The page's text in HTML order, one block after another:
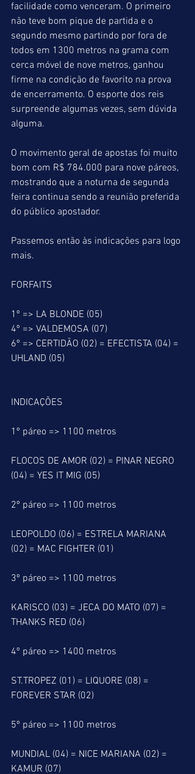
facilidade como venceram. O primeiro
não teve bom pique de partida e o
segundo mesmo partindo por fora de
todos em 1300 metros na grama com
cerca móvel de nove metros, ganhou
firme na condição de favorito na prova
de encerramento. O esporte dos reis
surpreende algumas vezes, sem dúvida
alguma.
O movimento geral de apostas foi muito
bom com R$ 784.000 para nove páreos,
mostrando que a noturna de segunda
feira continua sendo a reunião preferida
do público apostador.
Passemos então às indicações para logo
mais.
FORFAITS
1º => LA BLONDE (05)
4º => VALDEMOSA (07)
6º => CERTIDÃO (02) = EFECTISTA (04) =
UHLAND (05)
INDICAÇÕES
1º páreo => 1100 metros
FLOCOS DE AMOR (02) = PINAR NEGRO
(04) = YES IT MIG (05)
2º páreo => 1100 metros
LEOPOLDO (06) = ESTRELA MARIANA
(02) = MAC FIGHTER (01)
3º páreo => 1100 metros
KARISCO (03) = JECA DO MATO (07) =
THANKS RED (06)
4º páreo => 1400 metros
ST.TROPEZ (01) = LIQUORE (08) =
FOREVER STAR (02)
5º páreo => 1100 metros
MUNDIAL (04) = NICE MARIANA (02) =
KAMUR (07)